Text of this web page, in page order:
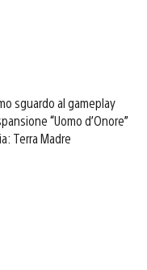
sguardo al gameplay
“Uomo d’Onore”
Terra Madre